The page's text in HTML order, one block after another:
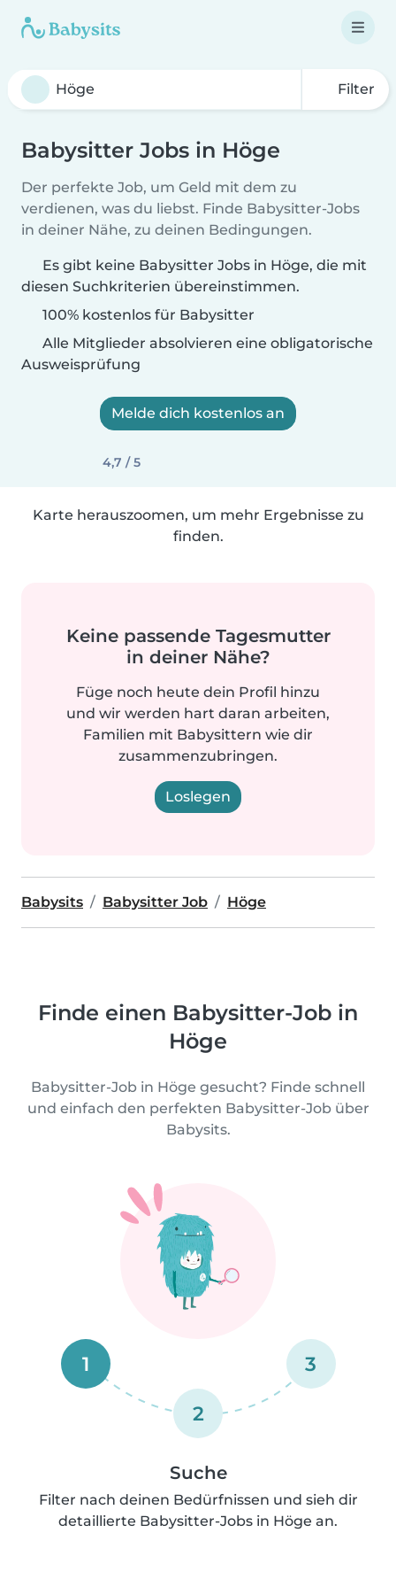
Filter
Babysitter Jobs in Höge
Der perfekte Job, um Geld mit dem zu
verdienen, was du liebst. Finde Babysitter-Jobs
in deiner Nähe, zu deinen Bedingungen.
Es gibt keine Babysitter Jobs in Höge, die mit
diesen Suchkriterien übereinstimmen.
100% kostenlos für Babysitter
Alle Mitglieder absolvieren eine obligatorische
Ausweisprüfung
Melde dich kostenlos an
4,7 / 5
Karte herauszoomen, um mehr Ergebnisse zu
finden.
Keine passende Tagesmutter
in deiner Nähe?
Füge noch heute dein Profil hinzu
und wir werden hart daran arbeiten,
Familien mit Babysittern wie dir
zusammenzubringen.
Loslegen
Babysits Babysitter Job Höge
Finde einen Babysitter-Job in
Höge
Babysitter-Job in Höge gesucht? Finde schnell
und einfach den perfekten Babysitter-Job über
Babysits.
1
2
3
Suche
Filter nach deinen Bedürfnissen und sieh dir
detaillierte Babysitter-Jobs in Höge an.